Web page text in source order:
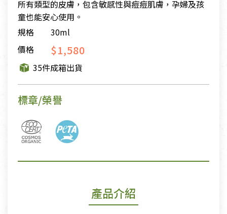
所有類型的皮膚，包含敏感性與痘痘肌膚，孕婦及孩
童也能安心使用。
規格
30ml
價格
$1,580
35件成箱出貨
標章/榮譽
產品介紹